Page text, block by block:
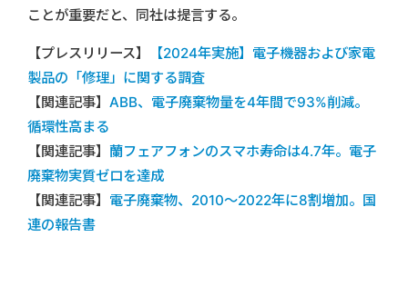
ことが重要だと、同社は提言する。
【プレスリリース】
【2024年実施】電子機器および家電
製品の「修理」に関する調査
【関連記事】 ABB、電子廃棄物量を4年間で93%削減。
循環性高まる
【関連記事】 蘭フェアフォンのスマホ寿命は4.7年。電子
廃棄物実質ゼロを達成
【関連記事】 電子廃棄物、2010～2022年に8割増加。国
連の報告書